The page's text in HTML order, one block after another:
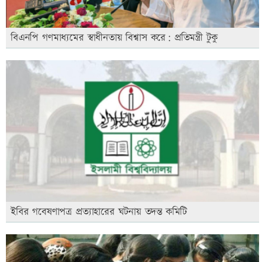
বিএনপি গণমাধ্যমের স্বাধীনতায় বিশ্বাস করে: প্রতিমন্ত্রী টুকু
ইবির গবেষণাপত্র প্রত্যাহারের ঘটনায় তদন্ত কমিটি